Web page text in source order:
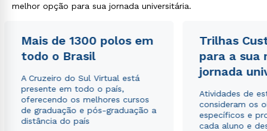
melhor opção para sua jornada universitária.
Mais de 1300 polos em
todo o Brasil
A Cruzeiro do Sul Virtual está
presente em todo o país,
oferecendo os melhores cursos
de graduação e pós-graduação a
distância do país
Trilhas
para a sua
jornada
Atividades de
consideram os
específicos e
cada aluno e
Política de Privacidade.
autorizo que meus dados sejam utilizados para o
envio de conteúdos da Cruzeiro do Sul.